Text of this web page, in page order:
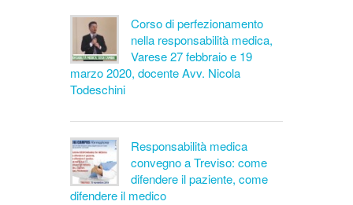
Corso di perfezionamento
nella responsabilità medica,
Varese 27 febbraio e 19
marzo 2020, docente Avv. Nicola
Todeschini
Responsabilità medica
convegno a Treviso: come
difendere il paziente, come
difendere il medico